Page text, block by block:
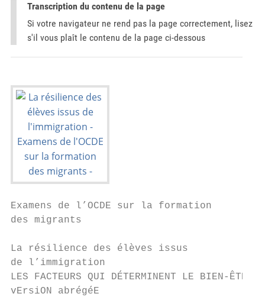
Transcription du contenu de la page
Si votre navigateur ne rend pas la page correctement, lisez
s'il vous plaît le contenu de la page ci-dessous
Examens de l’OCDE sur la formation
des migrants
La résilience des élèves issus
de l’immigration
LES FACTEURS QUI DÉTERMINENT LE BIEN-ÊTRE
vErsiON abrégéE